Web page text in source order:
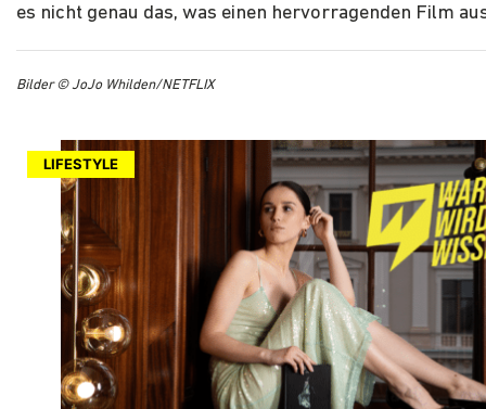
es nicht genau das, was einen hervorragenden Film
Bilder © JoJo Whilden/NETFLIX
LIFESTYLE